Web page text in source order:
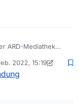
ARD-Mediathek
im Forum
2022, 15:19
Ein ehemaliger